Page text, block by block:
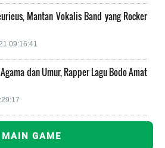
Mantan Vokalis Band yang Rocker
09:16:41
dan Umur, Rapper Lagu Bodo Amat
MAIN GAME